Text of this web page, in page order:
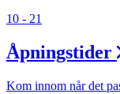
10 - 21
Åpningstider
Kom innom når det